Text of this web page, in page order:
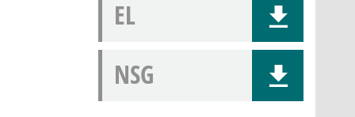
EL
NSG